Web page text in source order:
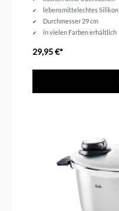
lebensmittelechtes Silikon
Durchmesser 29 cm
in vielen Farben erhältlich
29,95 €*